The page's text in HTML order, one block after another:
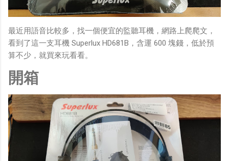
最近用語音比較多，找一個便宜的監聽耳機，網路上爬爬文，
看到了這一支耳機 Superlux HD681B，含運 600 塊錢，低於預
算不少，就買來玩看看。
開箱